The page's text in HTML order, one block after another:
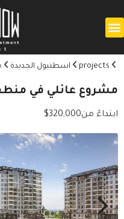
projects اسطنبول الجديدة
مشروع عائلي في
ابتداءً من320,000
$